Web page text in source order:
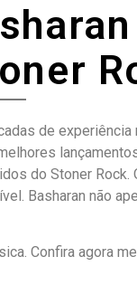
de
do Stoner
Basharan não
Confira agora